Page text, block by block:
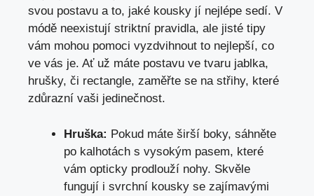
svou postavu a to, jaké kousky jí nejlépe sedí. V
módě neexistují striktní pravidla, ale jisté tipy
vám mohou pomoci vyzdvihnout to nejlepší, co
ve vás je. Ať už máte postavu ve tvaru jablka,
hrušky, či rectangle, zaměřte se na střihy, které
zdůrazní vaši jedinečnost.
Hruška: Pokud máte širší boky, sáhněte
po kalhotách s vysokým pasem, které
vám opticky prodlouží nohy. Skvěle
fungují i svrchní kousky se zajímavými